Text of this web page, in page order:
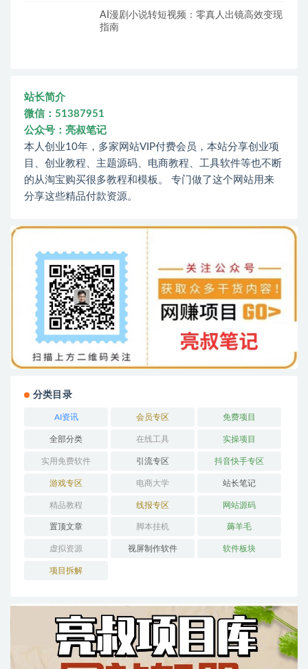
AI漫剧小说转短视频：零真人出镜高效变现
指南
站长简介
微信：51387951
公众号：亮叔笔记
本人创业10年，多家网站VIP付费会员，本站分享创业项
目、创业教程、主题源码、电商教程、工具软件等也不断
的从淘宝购买很多教程和模板。 专门做了这个网站用来
分享这些精品付款资源。
分类目录
AI资讯 会员专区 免费项目
全部分类 在线工具 实操项目
实用免费软件 引流专区 抖音快手专区
游戏专区 电商大学 站长笔记
精品教程 线报专区 网站源码
置顶文章 脚本挂机 薅羊毛
虚拟资源 视屏制作软件 软件板块
项目拆解